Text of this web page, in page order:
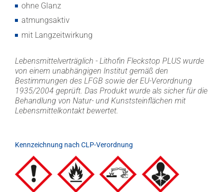
ohne Glanz
atmungsaktiv
mit Langzeitwirkung
Lebensmittelverträglich - Lithofin Fleckstop PLUS wurde
von einem unabhängigen Institut gemäß den
Bestimmungen des LFGB sowie der EU-Verordnung
1935/2004 geprüft. Das Produkt wurde als sicher für die
Behandlung von Natur- und Kunststeinflächen mit
Lebensmittelkontakt bewertet.
Kennzeichnung nach CLP-Verordnung